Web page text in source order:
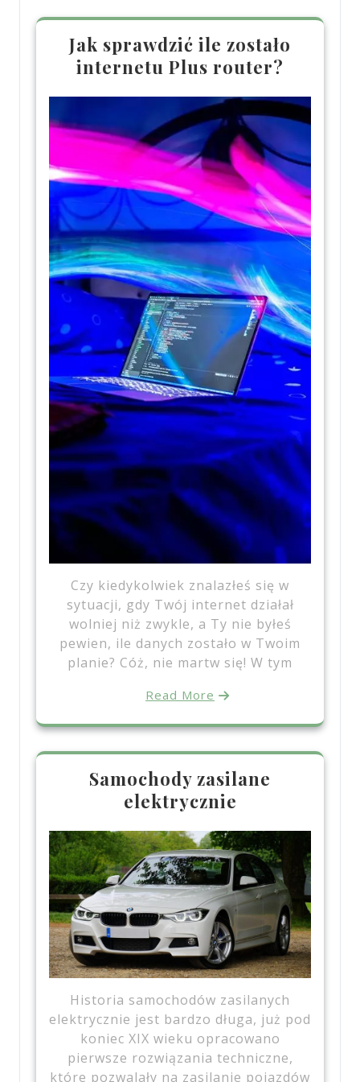
Jak sprawdzić ile zostało
internetu Plus router?
Czy kiedykolwiek znalazłeś się w
sytuacji, gdy Twój internet działał
wolniej niż zwykle, a Ty nie byłeś
pewien, ile danych zostało w Twoim
planie? Cóż, nie martw się! W tym
Read More
Samochody zasilane
elektrycznie
Historia samochodów zasilanych
elektrycznie jest bardzo długa, już pod
koniec XIX wieku opracowano
pierwsze rozwiązania techniczne,
które pozwalały na zasilanie pojazdów